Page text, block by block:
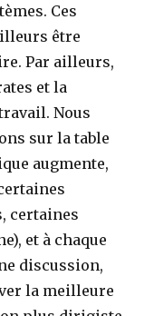
Ces
être
Par ailleurs,
et la
Nous
sur la table
augmente,
certaines
et à chaque
discussion,
la meilleure